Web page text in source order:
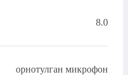
8.0
орнотулган микрофон